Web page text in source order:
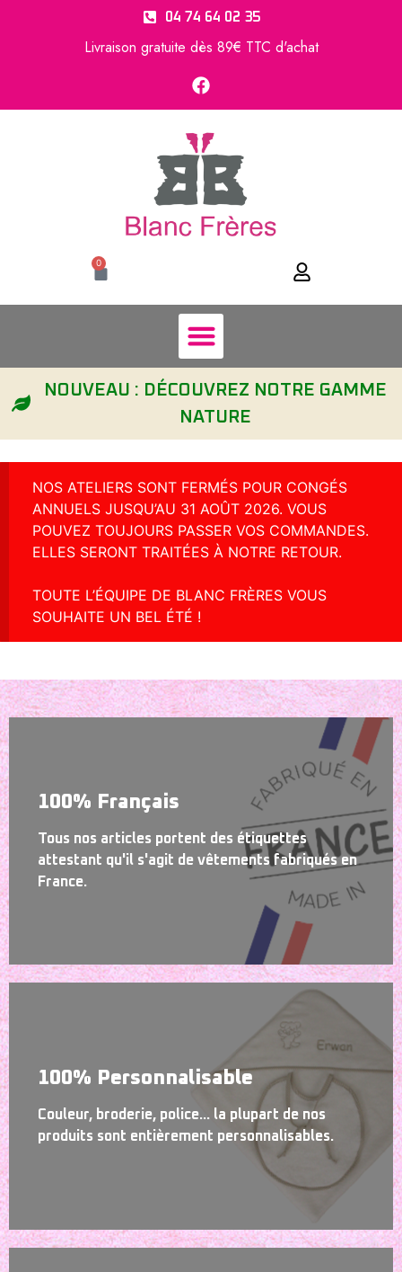
04 74 64 02 35
Livraison gratuite dès 89€ TTC d'achat
0
NOUVEAU : DÉCOUVREZ NOTRE GAMME
NATURE
NOS ATELIERS SONT FERMÉS POUR CONGÉS
ANNUELS JUSQU’AU 31 AOÛT 2026. VOUS
POUVEZ TOUJOURS PASSER VOS COMMANDES.
ELLES SERONT TRAITÉES À NOTRE RETOUR.
TOUTE L’ÉQUIPE DE BLANC FRÈRES VOUS
SOUHAITE UN BEL ÉTÉ !
100% Français
Tous nos articles portent des étiquettes
attestant qu'il s'agit de vêtements fabriqués en
France.
100% Personnalisable
Couleur, broderie, police... la plupart de nos
produits sont entièrement personnalisables.